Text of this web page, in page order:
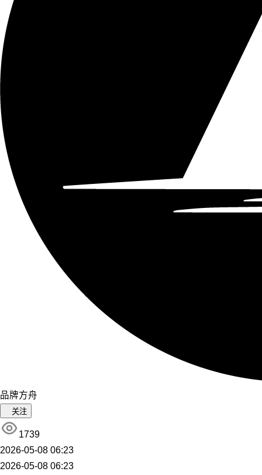
品牌方舟
关注
1739
2026-05-08 06:23
2026-05-08 06:23